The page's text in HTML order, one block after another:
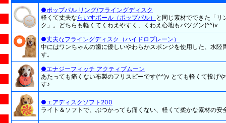
●ポップパル リング/フライングディスク
軽くて丈夫な らいすボール（ポップパル） と同じ素材でできた「リ
ク」。どちらも軽くてくわえやすく、くわえ心地もバツグン(^^)v
●丈夫なフライングディスク（ハイドロプレーン）
中にはワンちゃんの歯に優しいやわらかスポンジを使用した、水陸
す。
●エナジーフィッチ アクティブムーン
あたっても痛くない布製のフリスビーです(^^)v とても軽くて投げ
す♪
●エアディスクソフト200
ライト＆ソフトで、ぶつかっても痛くない、軽くて柔かな素材の安